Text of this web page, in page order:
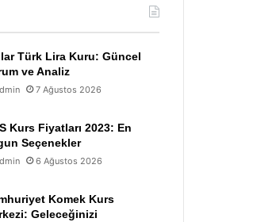
Türk Lira Kuru: Güncel
ve Analiz
7 Ağustos 2026
Kurs Fiyatları 2023: En
Seçenekler
6 Ağustos 2026
Komek Kurs
Geleceğinizi